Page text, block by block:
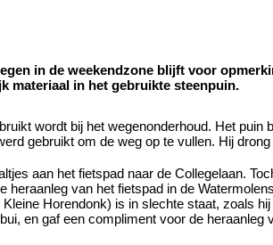
in de weekendzone blijft voor
materiaal in het gebruikte steenpuin.
wordt bij het wegenonderhoud. Het
gebruikt om de weg op te vullen. Hij
aan het fietspad naar de Collegelaan.
van het fietspad in de
Horendonk) is in slechte staat, zoals
en gaf een compliment voor de heraanleg